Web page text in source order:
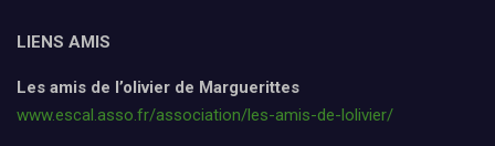
LIENS AMIS
Les amis de l’olivier de Marguerittes
www.escal.asso.fr/association/les-amis-de-lolivier/